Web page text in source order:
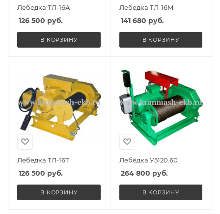
Лебедка ТЛ-16А
126 500 руб.
В КОРЗИНУ
Лебедка ТЛ-16М
141 680 руб.
В КОРЗИНУ
Лебедка ТЛ-16Т
126 500 руб.
В КОРЗИНУ
Лебедка У5120.60
264 800 руб.
В КОРЗИНУ